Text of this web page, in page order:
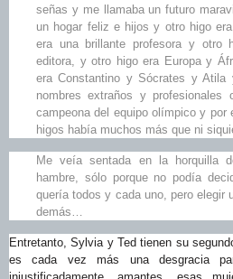
señas y me llamaba un futuro
un hogar feliz e hijos y otro higo
era una brillante profesora y otro
editora, y otro higo era Europa y
era Constantino y Sócrates y
nombres extraños y
campeona del equipo olímpico y
higos había muchos más que ni
Me veía sentada en la horquilla
hambre, sólo porque no podía
quería todos y cada uno, pero elegir
demás…
Entretanto, Sylvia y Ted tienen su
es cada vez más una desgracia